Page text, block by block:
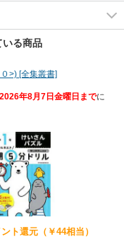
いる商品
>) [全集叢書]
2026年8月7日金曜日までに
ト還元（￥44相当）